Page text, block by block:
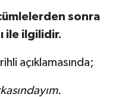
sonra
ile ilgilidir.
açıklamasında;